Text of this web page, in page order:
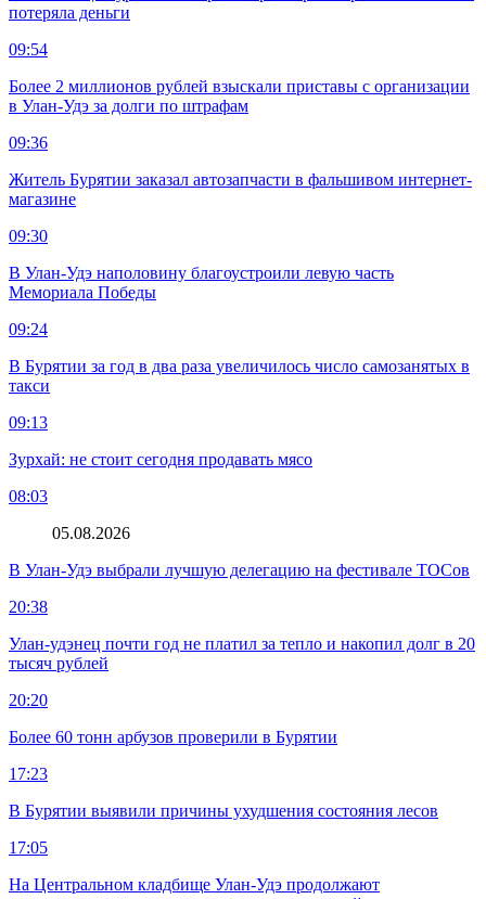
потеряла деньги
09:54
Более 2 миллионов рублей взыскали приставы с организации
в Улан-Удэ за долги по штрафам
09:36
Житель Бурятии заказал автозапчасти в фальшивом интернет-
магазине
09:30
В Улан-Удэ наполовину благоустроили левую часть
Мемориала Победы
09:24
В Бурятии за год в два раза увеличилось число самозанятых в
такси
09:13
Зурхай: не стоит сегодня продавать мясо
08:03
05.08.2026
В Улан-Удэ выбрали лучшую делегацию на фестивале ТОСов
20:38
Улан-удэнец почти год не платил за тепло и накопил долг в 20
тысяч рублей
20:20
Более 60 тонн арбузов проверили в Бурятии
17:23
В Бурятии выявили причины ухудшения состояния лесов
17:05
На Центральном кладбище Улан-Удэ продолжают